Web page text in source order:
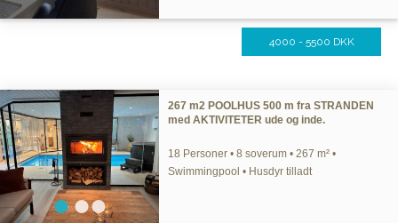
4000 - 5500 DKK
267 m2 POOLHUS 500 m fra STRANDEN
med AKTIVITETER ude og inde.
18 Personer • 8 soverum • 267 m² •
Swimmingpool • Husdyr tilladt